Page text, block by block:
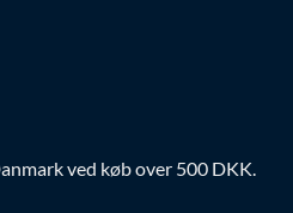
ved køb over 500 DKK.